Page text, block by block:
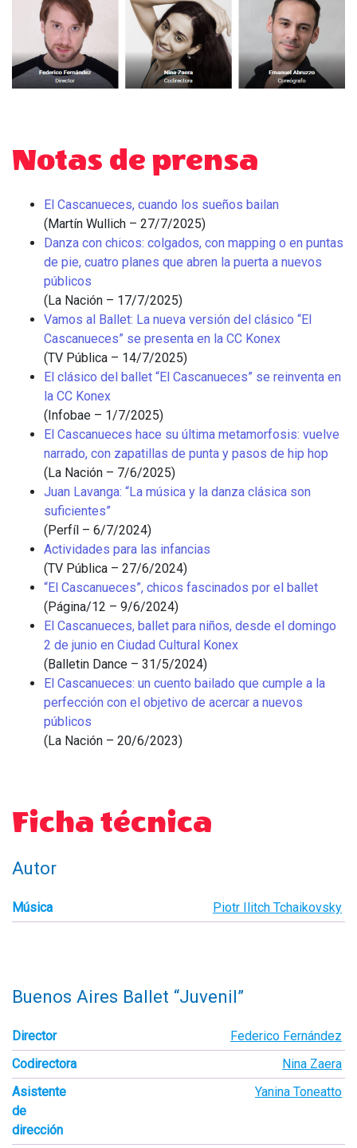
Notas de prensa
El Cascanueces, cuando los sueños bailan
(Martín Wullich – 27/7/2025)
Danza con chicos: colgados, con mapping o en puntas
de pie, cuatro planes que abren la puerta a nuevos
públicos
(La Nación – 17/7/2025)
Vamos al Ballet: La nueva versión del clásico “El
Cascanueces” se presenta en la CC Konex
(TV Pública – 14/7/2025)
El clásico del ballet “El Cascanueces” se reinventa en
la CC Konex
(Infobae – 1/7/2025)
El Cascanueces hace su última metamorfosis: vuelve
narrado, con zapatillas de punta y pasos de hip hop
(La Nación – 7/6/2025)
Juan Lavanga: “La música y la danza clásica son
suficientes”
(Perfíl – 6/7/2024)
Actividades para las infancias
(TV Pública – 27/6/2024)
“El Cascanueces”, chicos fascinados por el ballet
(Página/12 – 9/6/2024)
El Cascanueces, ballet para niños, desde el domingo
2 de junio en Ciudad Cultural Konex
(Balletin Dance – 31/5/2024)
El Cascanueces: un cuento bailado que cumple a la
perfección con el objetivo de acercar a nuevos
públicos
(La Nación – 20/6/2023)
Ficha técnica
Autor
Música Piotr Ilitch Tchaikovsky
Buenos Aires Ballet “Juvenil”
Director
Federico Fernández
Codirectora
Nina Zaera
Asistente
de
dirección
Yanina Toneatto